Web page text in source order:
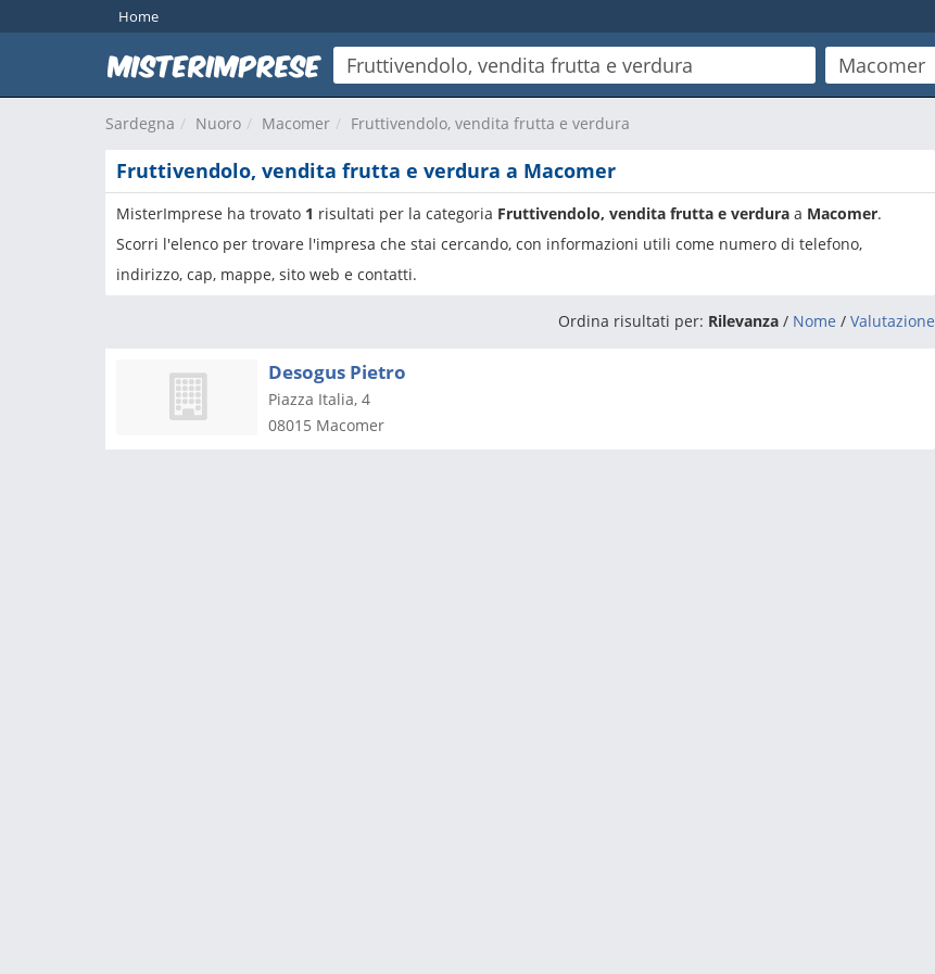
Home
Sardegna Nuoro Macomer Fruttivendolo, vendita frutta e verdura
Fruttivendolo, vendita frutta e verdura a Macomer
MisterImprese ha trovato 1 risultati per la categoria Fruttivendolo, vendita frutta e verdura a Macomer.
Scorri l'elenco per trovare l'impresa che stai cercando, con informazioni utili come numero di telefono,
indirizzo, cap, mappe, sito web e contatti.
Ordina risultati per: Rilevanza / Nome / Valutazione
Desogus Pietro
Piazza Italia, 4
08015 Macomer